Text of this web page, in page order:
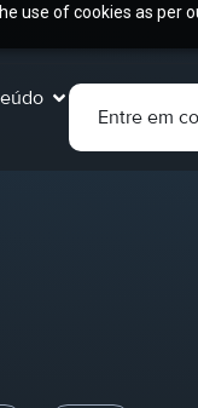
use of cookies as per
Entre em